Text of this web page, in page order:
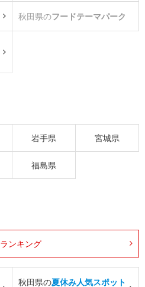
秋田県のフードテーマパーク
岩手県 宮城県
福島県
ランキング
秋田県の夏休み人気スポット